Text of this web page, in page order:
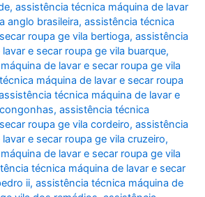
,assistência técnica máquina de lavar
anglo brasileira,assistência técnica
roupa ge vila bertioga,assistência
e secar roupa ge vila buarque,
de lavar e secar roupa ge vila
máquina de lavar e secar roupa
técnica máquina de lavar e
,assistência técnica
roupa ge vila cordeiro,assistência
e secar roupa ge vila cruzeiro,
de lavar e secar roupa ge vila
técnica máquina de lavar e secar
ii,assistência técnica máquina de